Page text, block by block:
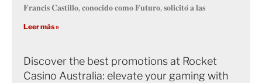
𝐅𝐫𝐚𝐧𝐜𝐢𝐬 𝐂𝐚𝐬𝐭𝐢𝐥𝐥𝐨, 𝐜𝐨𝐧𝐨𝐜𝐢𝐝𝐨 𝐜𝐨𝐦𝐨 𝐅𝐮𝐭𝐮𝐫𝐨, 𝐬𝐨𝐥𝐢𝐜𝐢𝐭𝐨́ 𝐚 𝐥𝐚𝐬
Leer más »
Discover the best promotions at Rocket
Casino Australia: elevate your gaming with